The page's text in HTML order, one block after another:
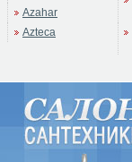
Azahar
Azteca